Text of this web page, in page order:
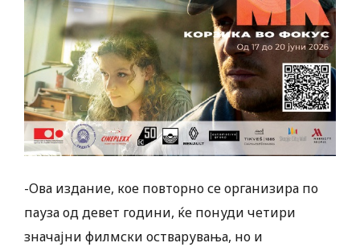
-Ова издание, кое повторно се организира по
пауза од девет години, ќе понуди четири
значајни филмски остварувања, но и